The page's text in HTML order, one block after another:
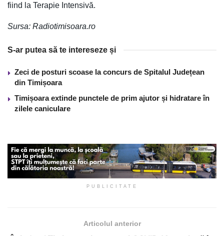
fiind la Terapie Intensivă.
Sursa: Radiotimisoara.ro
S-ar putea să te intereseze și
Zeci de posturi scoase la concurs de Spitalul Județean
din Timișoara
Timișoara extinde punctele de prim ajutor și hidratare în
zilele caniculare
PUBLICITATE
Articolul anterior